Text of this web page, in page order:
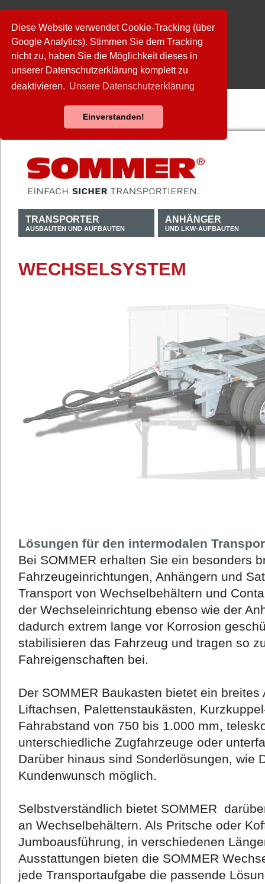
Diese Website verwendet Cookie-Tracking (über
Google Analytics). Stimmen Sie dem Tracking
nicht zu, haben Sie die Möglichkeit dieses in
unserer Datenschutzerklärung komplett zu
deaktivieren. Unsere Datenschutzerklärung
Einverstanden!
TRANSPORTER
AUSBAUTEN UND AUFBAUTEN
ANHÄNGER
UND LKW-AUFBAUTEN
WECHSELSYSTEM
Lösungen für den intermodalen
Bei SOMMER erhalten Sie ein besonders
Fahrzeugeinrichtungen, Anhängern und
Transport von Wechselbehältern und
der Wechseleinrichtung ebenso wie der
dadurch extrem lange vor Korrosion
stabilisieren das Fahrzeug und tragen so
Fahreigenschaften bei.
Der SOMMER Baukasten bietet ein
Liftachsen, Palettenstaukästen,
Fahrabstand von 750 bis 1.000 mm,
unterschiedliche Zugfahrzeuge oder
Darüber hinaus sind Sonderlösungen, wie
Kundenwunsch möglich.
Selbstverständlich bietet SOMMER
an Wechselbehältern. Als Pritsche oder
Jumboausführung, in verschiedenen
Ausstattungen bieten die SOMMER
jede Transportaufgabe die passende